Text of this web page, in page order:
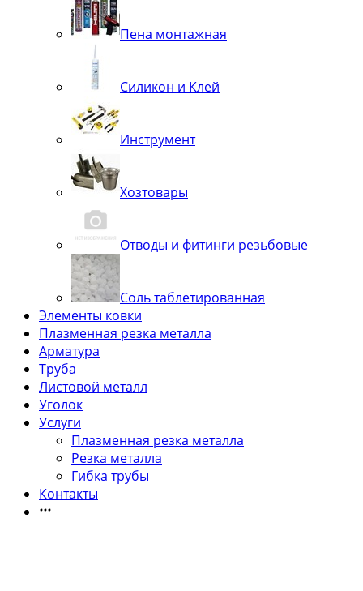
Пена монтажная
Силикон и Клей
Инструмент
Хозтовары
Отводы и фитинги резьбовые
Соль таблетированная
Элементы ковки
Плазменная резка металла
Арматура
Труба
Листовой металл
Уголок
Услуги
Плазменная резка металла
Резка металла
Гибка трубы
Контакты